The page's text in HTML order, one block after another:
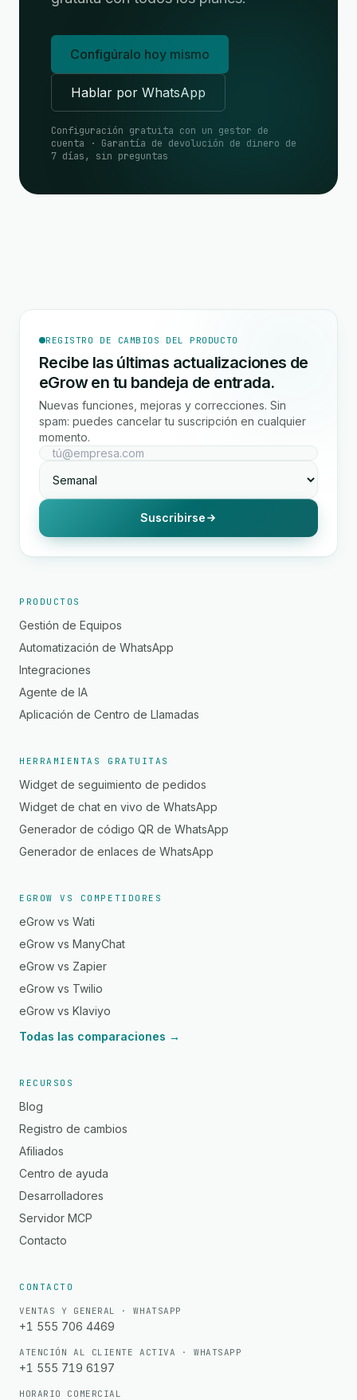
Configúralo hoy mismo
Hablar por WhatsApp
Configuración gratuita con un gestor de
cuenta · Garantía de devolución de dinero de
7 días, sin preguntas
REGISTRO DE CAMBIOS DEL PRODUCTO
Recibe las últimas actualizaciones de
eGrow en tu bandeja de entrada.
Nuevas funciones, mejoras y correcciones. Sin
spam: puedes cancelar tu suscripción en cualquier
momento.
Suscribirse
PRODUCTOS
Gestión de Equipos
Automatización de WhatsApp
Integraciones
Agente de IA
Aplicación de Centro de Llamadas
HERRAMIENTAS GRATUITAS
Widget de seguimiento de pedidos
Widget de chat en vivo de WhatsApp
Generador de código QR de WhatsApp
Generador de enlaces de WhatsApp
EGROW VS COMPETIDORES
eGrow vs Wati
eGrow vs ManyChat
eGrow vs Zapier
eGrow vs Twilio
eGrow vs Klaviyo
Todas las comparaciones →
RECURSOS
Blog
Registro de cambios
Afiliados
Centro de ayuda
Desarrolladores
Servidor MCP
Contacto
CONTACTO
VENTAS Y GENERAL · WHATSAPP
+1 555 706 4469
ATENCIÓN AL CLIENTE ACTIVA · WHATSAPP
+1 555 719 6197
HORARIO COMERCIAL